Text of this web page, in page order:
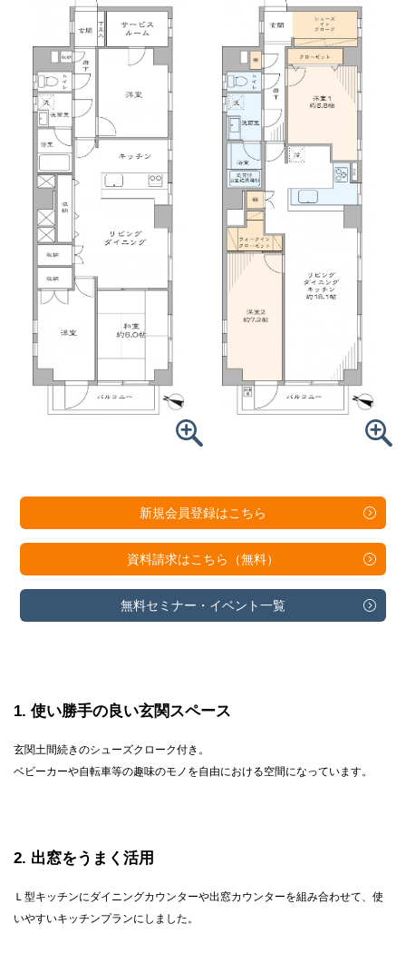
新規会員登録はこちら
資料請求はこちら（無料）
無料セミナー・ イベント一覧
1 使い勝手の良い玄関スペース
玄関土間続きのシューズクローク付き。
ベビーカーや自転車等の趣味のモノを自由における空間になっています。
2 出窓をうまく活用
Ｌ型キッチンにダイニングカウンターや出窓カウンターを組み合わせて、使
いやすいキッチンプランにしました。